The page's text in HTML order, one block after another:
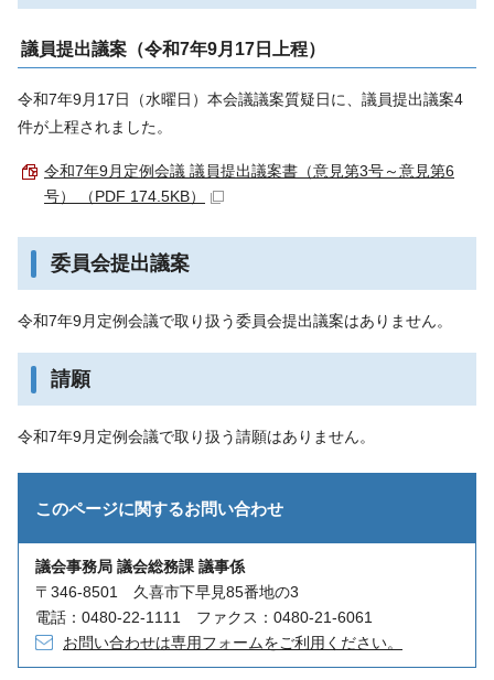
議員提出議案（令和7年9月17日上程）
令和7年9月17日（水曜日）本会議議案質疑日に、議員提出議案4
件が上程されました。
令和7年9月定例会議 議員提出議案書（意見第3号～意見第6
号） （PDF 174.5KB）
委員会提出議案
令和7年9月定例会議で取り扱う委員会提出議案はありません。
請願
令和7年9月定例会議で取り扱う請願はありません。
このページに関するお問い合わせ
議会事務局 議会総務課 議事係
〒346-8501 久喜市下早見85番地の3
電話：0480-22-1111 ファクス：0480-21-6061
お問い合わせは専用フォームをご利用ください。